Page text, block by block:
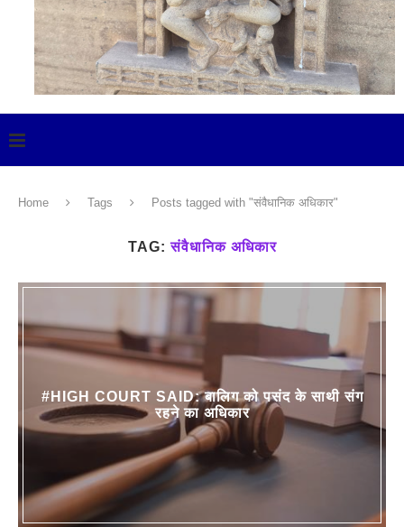
Home Tags Posts tagged with "संवैधानिक अधिकार"
TAG:संवैधानिक अधिकार
#HIGH COURT SAID: बालिग को पसंद के साथी संग
रहने का अधिकार